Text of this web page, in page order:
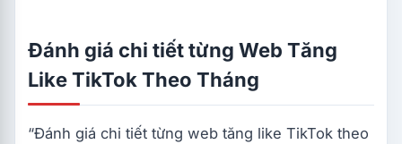
Đánh giá chi tiết từng Web Tăng
Like TikTok Theo Tháng
“Đánh giá chi tiết từng web tăng like TikTok theo